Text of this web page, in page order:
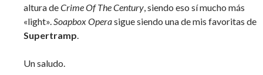
altura deCrime Of The Century, siendo eso sí mucho más
«light».Soapbox Operasigue siendo una de mis favoritas de
Supertramp.
Un saludo.